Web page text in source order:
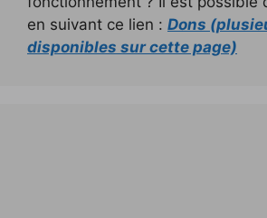
en suivant ce lien : Dons
disponibles sur cette page)